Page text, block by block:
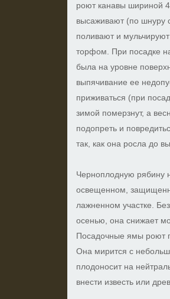
роют канавы шириной
высаживают (по шнуру
поливают и
торфом. При посадке
была на уровне
выпячивание ее
приживаться (при
зимой померзнут, а
подопреть и
так, как она росла до
Черноплодную рябину
освещенном,
лажненном участке.
осенью, она снижает
Посадочные ямы роют
Она мирится с
плодоносит на
внести известь или